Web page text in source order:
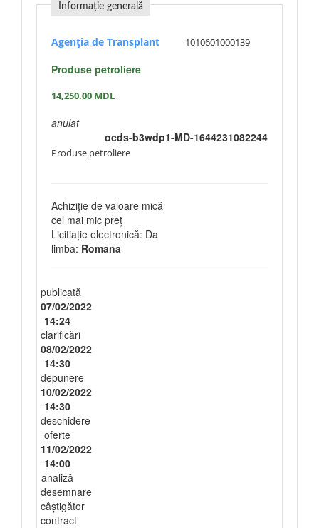
Informație generală
Agenţia de Transplant 1010601000139
Produse petroliere
14,250.00 MDL
anulat
ocds-b3wdp1-MD-1644231082244
Produse petroliere
Achiziție de valoare mică
cel mai mic preț
Licitiație electronică: Da
limba: Romana
publicată
07/02/2022
14:24
clarificări
08/02/2022
14:30
depunere
10/02/2022
14:30
deschidere
oferte
11/02/2022
14:00
analiză
desemnare
câștigător
contract